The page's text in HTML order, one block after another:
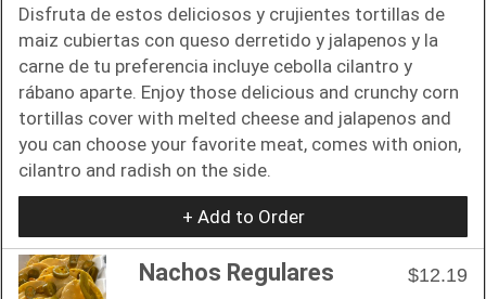
Disfruta de estos deliciosos y crujientes tortillas de
maiz cubiertas con queso derretido y jalapenos y la
carne de tu preferencia incluye cebolla cilantro y
rábano aparte. Enjoy those delicious and crunchy corn
tortillas cover with melted cheese and jalapenos and
you can choose your favorite meat, comes with onion,
cilantro and radish on the side.
+ Add to Order
Nachos Regulares $12.19